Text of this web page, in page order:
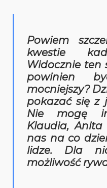
Powiem
kwestie
Widocznie ten
powinien
mocniejszy?
pokazać się z
Nie mogę
Klaudia,
nas na co
lidze. Dla
możliwość